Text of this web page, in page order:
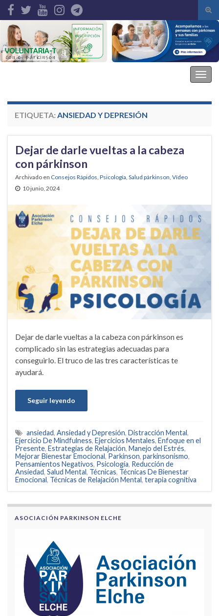
de
Search for:
ETIQUETA: ANSIEDAD Y DEPRESIÓN
Dejar de darle vueltas a la cabeza
con párkinson
Archivado en Consejos Rápidos, Psicología, Salud párkinson, Vídeo
10 junio, 2024
Dejar de darle vueltas a la cabeza con párkinson es
complicado sin las estrategias adecuadas para
conseguirlo. El truco de las tres características te
ayudará.
Seguir leyendo
ansiedad, Ansiedad y Depresión, Distracción Mental,
Ejercicio De Mindfulness, Ejercicios Mentales, Enfoque en el
Presente, Estrategias de Relajación, Manejo del Estrés,
Mejorar Bienestar Emocional, Parkinson, parkinsonismo,
Pensamientos Negativos, Psicología, Reducción de
Ansiedad, Salud Mental, Técnicas, Técnicas De Bienestar
Emocional, Técnicas de Relajación Mental, terapia cognitiva
ASOCIACIÓN PARKINSON ELCHE